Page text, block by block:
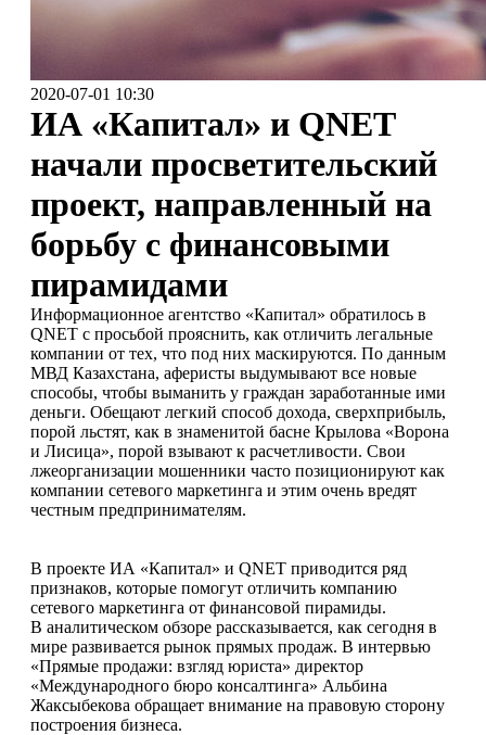
2020-07-01 10:30
ИА «Капитал» и QNET
начали просветительский
проект, направленный на
борьбу с финансовыми
пирамидами
Информационное агентство «Капитал» обратилось в
QNET с просьбой прояснить, как отличить легальные
компании от тех, что под них маскируются. По данным
МВД Казахстана, аферисты выдумывают все новые
способы, чтобы выманить у граждан заработанные ими
деньги. Обещают легкий способ дохода, сверхприбыль,
порой льстят, как в знаменитой басне Крылова «Ворона
и Лисица», порой взывают к расчетливости. Свои
лжеорганизации мошенники часто позиционируют как
компании сетевого маркетинга и этим очень вредят
честным предпринимателям.
В проекте ИА «Капитал» и QNET приводится ряд
признаков, которые помогут отличить компанию
сетевого маркетинга от финансовой пирамиды.
В аналитическом обзоре рассказывается, как сегодня в
мире развивается рынок прямых продаж. В интервью
«Прямые продажи: взгляд юриста» директор
«Международного бюро консалтинга» Альбина
Жаксыбекова обращает внимание на правовую сторону
построения бизнеса.